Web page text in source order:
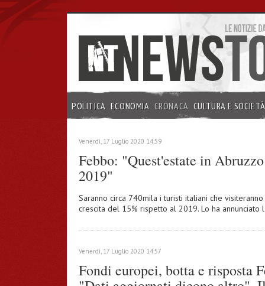
POLITICA ECONOMIA CRONACA CULTURA E
Venerdì, 17 Luglio 2020 14:59
Febbo: "Quest'estate in
2019"
Saranno circa 740mila i turisti italiani che
crescita del 15% rispetto al 2019. Lo ha
Venerdì, 17 Luglio 2020 14:57
Fondi europei, botta e risposta